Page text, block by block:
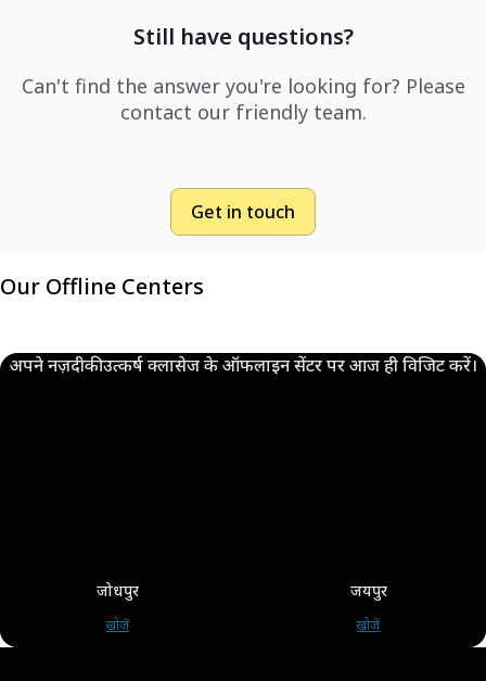
Still have questions?
Can't find the answer you're looking for? Please
contact our friendly team.
Get in touch
Our Offline Centers
अपने नज़दीकी उत्कर्ष क्लासेज के ऑफलाइन सेंटर पर आज ही विजिट करें।
जोधपुर
खोजें
जयपुर
खोजें